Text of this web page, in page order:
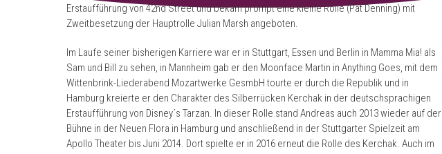
Erstaufführung von 42nd Street und bekam prompt eine kleine Rolle (Pat Denning) mit
Zweitbesetzung der Hauptrolle Julian Marsh angeboten.
Im Laufe seiner bisherigen Karriere war er in Stuttgart, Essen und Berlin in Mamma Mia! als
Sam und Bill zu sehen, in Mannheim gab er den Moonface Martin in Anything Goes, mit dem
Wittenbrink-Liederabend Mozartwerke GesmbH tourte er durch die Republik und in
Hamburg kreierte er den Charakter des Silberrücken Kerchak in der deutschsprachigen
Erstaufführung von Disney´s Tarzan. In dieser Rolle stand Andreas auch 2013 wieder auf der
Bühne in der Neuen Flora in Hamburg und anschließend in der Stuttgarter Spielzeit am
Apollo Theater bis Juni 2014. Dort spielte er in 2016 erneut die Rolle des Kerchak. Auch im